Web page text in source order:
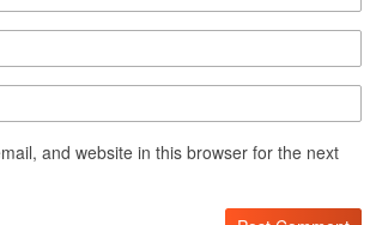
and website in this browser for the next